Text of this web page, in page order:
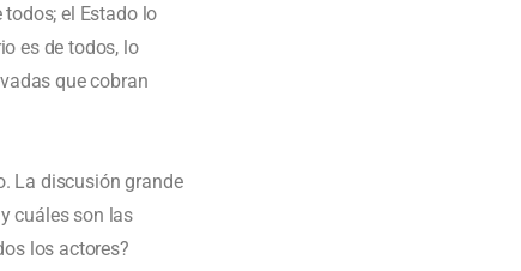
el Estado lo
es de todos, lo
que cobran
La discusión grande
cuáles son las
los actores?